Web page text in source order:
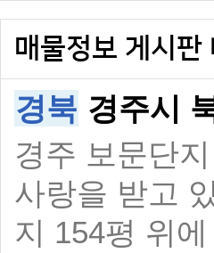
매물정보 게시판
경북 경주시
경주 보문단
사랑을 받고
지 154평 위